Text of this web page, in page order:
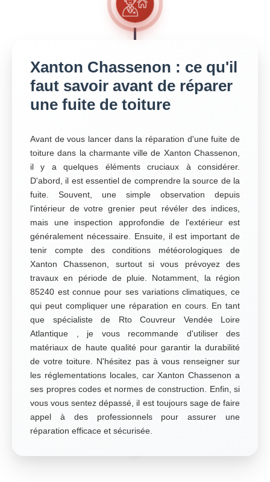
Xanton Chassenon : ce qu'il
faut savoir avant de réparer
une fuite de toiture
Avant de vous lancer dans la réparation d'une fuite de
toiture dans la charmante ville de Xanton Chassenon,
il y a quelques éléments cruciaux à considérer.
D'abord, il est essentiel de comprendre la source de la
fuite. Souvent, une simple observation depuis
l'intérieur de votre grenier peut révéler des indices,
mais une inspection approfondie de l'extérieur est
généralement nécessaire. Ensuite, il est important de
tenir compte des conditions météorologiques de
Xanton Chassenon, surtout si vous prévoyez des
travaux en période de pluie. Notamment, la région
85240 est connue pour ses variations climatiques, ce
qui peut compliquer une réparation en cours. En tant
que spécialiste de Rto Couvreur Vendée Loire
Atlantique , je vous recommande d'utiliser des
matériaux de haute qualité pour garantir la durabilité
de votre toiture. N'hésitez pas à vous renseigner sur
les réglementations locales, car Xanton Chassenon a
ses propres codes et normes de construction. Enfin, si
vous vous sentez dépassé, il est toujours sage de faire
appel à des professionnels pour assurer une
réparation efficace et sécurisée.